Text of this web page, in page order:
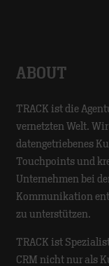
ABOUT
TRACK ist die
vernetzten Welt.
datengetriebenes
Touchpoints und
Unternehmen bei
Kommunikation
zu unterstützen.
TRACK ist
CRM nicht nur als